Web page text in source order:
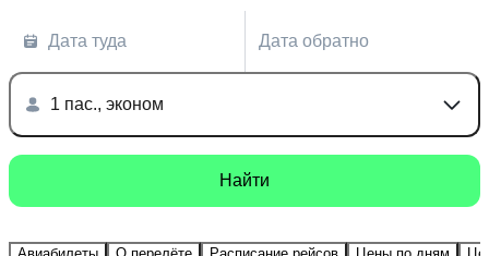
Дата туда Дата обратно
1 пас., эконом
Найти